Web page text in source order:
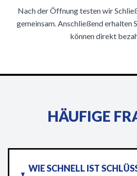
Nach der Öffnung testen wir
gemeinsam. Anschließend erhalten
können direkt
HÄUFIGE
WIE SCHNELL IST